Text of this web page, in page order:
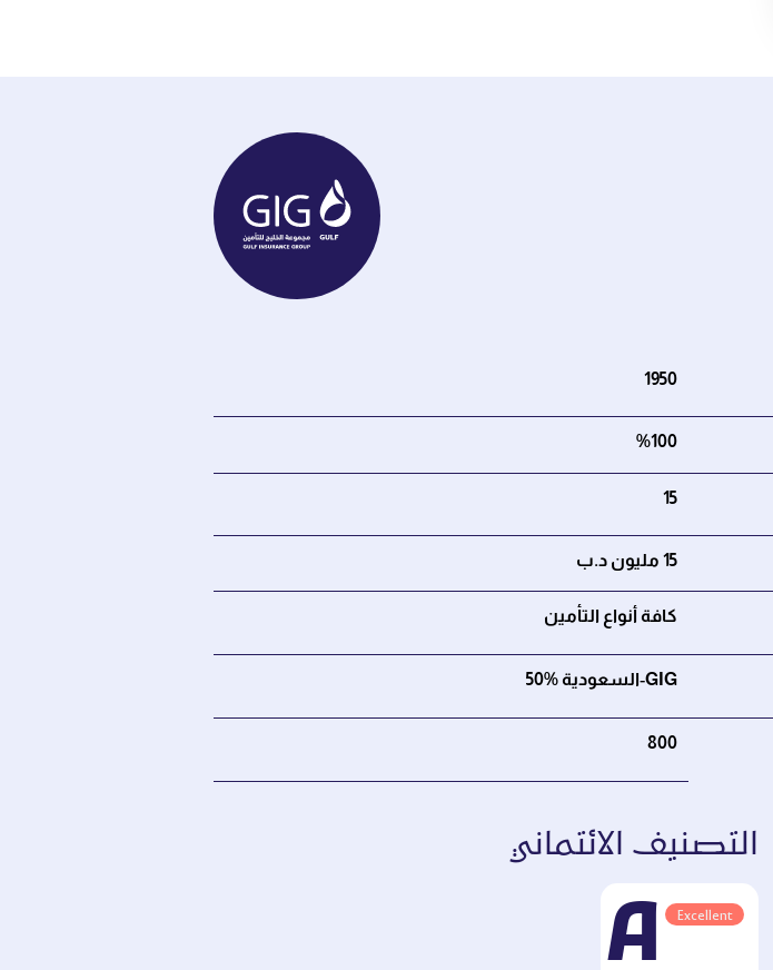
1950
%100
15
15 مليون د.ب
كافة أنواع التأمين
GIG‑السعودية %50
800
التصنيف الائتماني
A Excellent